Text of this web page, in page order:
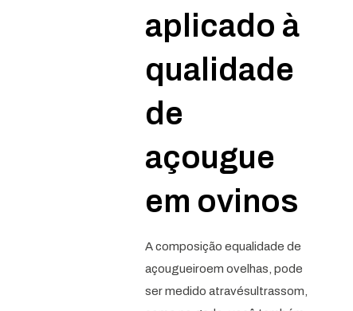
aplicado à
qualidade
de
açougue
em ovinos
A composição equalidade de
açougueiroem ovelhas, pode
ser medido atravésultrassom,